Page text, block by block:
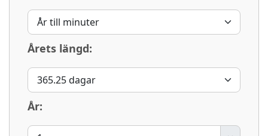
Årets längd:
År: